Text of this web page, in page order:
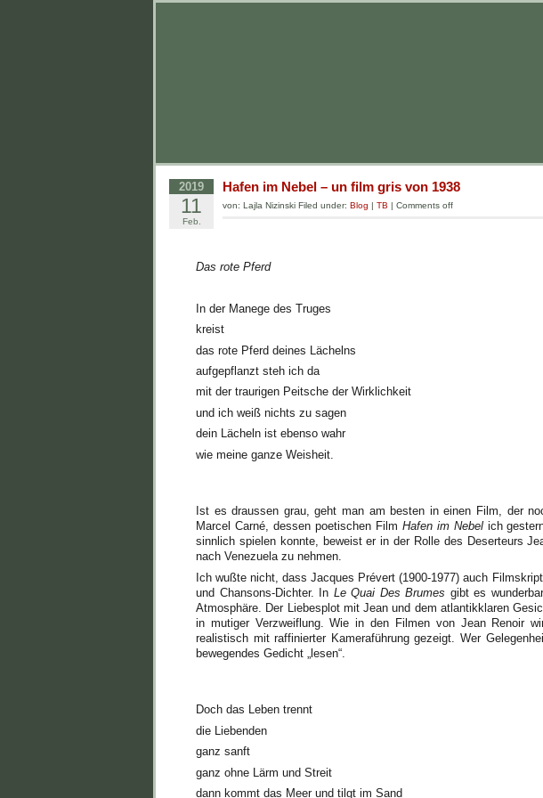
2019
11
Feb.
Hafen im Nebel – un film gris von 1938
von: Lajla Nizinski Filed under: Blog | TB | Comments off
Das rote Pferd
In der Manege des Truges
kreist
das rote Pferd deines Lächelns
aufgepflanzt steh ich da
mit der traurigen Peitsche der Wirklichkeit
und ich weiß nichts zu sagen
dein Lächeln ist ebenso wahr
wie meine ganze Weisheit.
Ist es draussen grau, geht man am besten in einen Film, der
Marcel Carné, dessen poetischen Film Hafen im Nebelich
sinnlich spielen konnte, beweist er in der Rolle des Deserteurs
nach Venezuela zu nehmen.
Ich wußte nicht, dass Jacques Prévert (1900-1977) auch
und Chansons-Dichter. In Le Quai Des Brumes gibt es
Atmosphäre. Der Liebesplot mit Jean und dem atlantikklaren
in mutiger Verzweiflung. Wie in den Filmen von Jean Renoir
realistisch mit raffinierter Kameraführung gezeigt. Wer
bewegendes Gedicht „lesen“.
Doch das Leben trennt
die Liebenden
ganz sanft
ganz ohne Lärm und Streit
dann kommt das Meer und tilgt im Sand